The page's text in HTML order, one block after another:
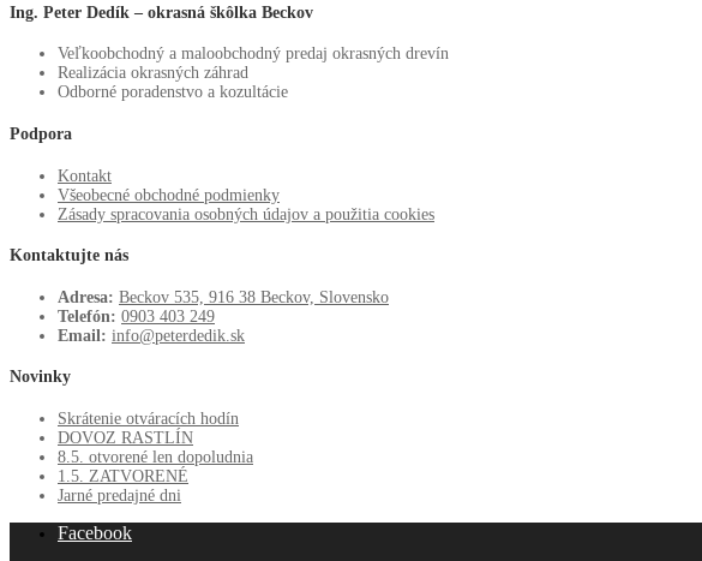
Ing. Peter Dedík – okrasná škôlka Beckov
Veľkoobchodný a maloobchodný predaj okrasných drevín
Realizácia okrasných záhrad
Odborné poradenstvo a kozultácie
Podpora
Kontakt
Všeobecné obchodné podmienky
Zásady spracovania osobných údajov a použitia cookies
Kontaktujte nás
Adresa: Beckov 535, 916 38 Beckov, Slovensko
Telefón: 0903 403 249
Email: info@peterdedik.sk
Novinky
Skrátenie otváracích hodín
DOVOZ RASTLÍN
8.5. otvorené len dopoludnia
1.5. ZATVORENÉ
Jarné predajné dni
Facebook